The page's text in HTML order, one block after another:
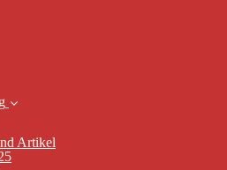
Artikel